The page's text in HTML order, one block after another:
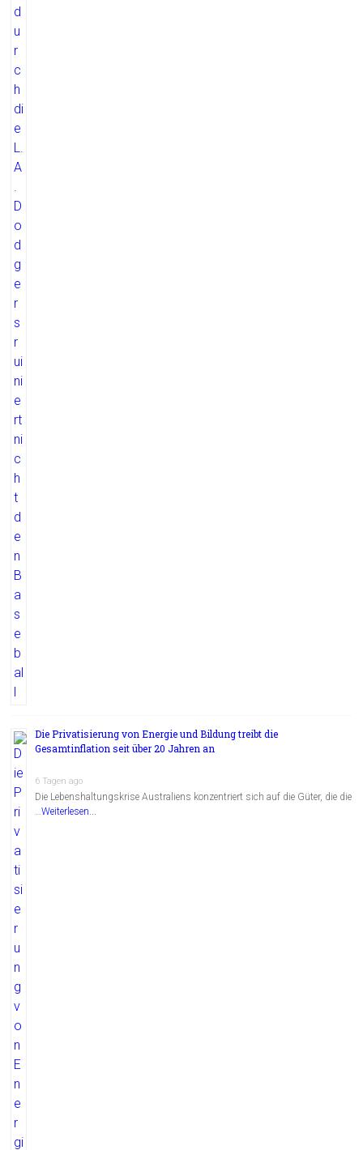
Die Privatisierung von Energie und Bildung treibt die
Gesamtinflation seit über 20 Jahren an
6 Tagen ago
Die Lebenshaltungskrise Australiens konzentriert sich auf die Güter, die die
…Weiterlesen...